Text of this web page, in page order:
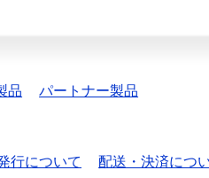
品 パートナー製品
行について 配送・決済につ